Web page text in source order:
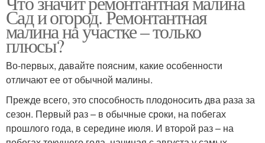
Сад и огород. Ремонтантная
малина на участке – только
плюсы?
Во-первых, давайте поясним, какие особенности
отличают ее от обычной малины.
Прежде всего, это способность плодоносить два раза за
сезон. Первый раз – в обычные сроки, на побегах
прошлого года, в середине июля. И второй раз – на